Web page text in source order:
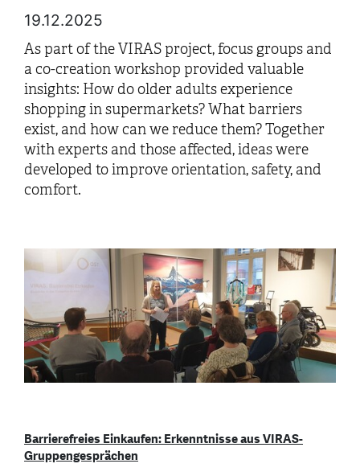
19.12.2025
As part of the VIRAS project, focus groups and
a co-creation workshop provided valuable
insights: How do older adults experience
shopping in supermarkets? What barriers
exist, and how can we reduce them? Together
with experts and those affected, ideas were
developed to improve orientation, safety, and
comfort.
Barrierefreies Einkaufen: Erkenntnisse aus VIRAS-
Gruppengesprächen